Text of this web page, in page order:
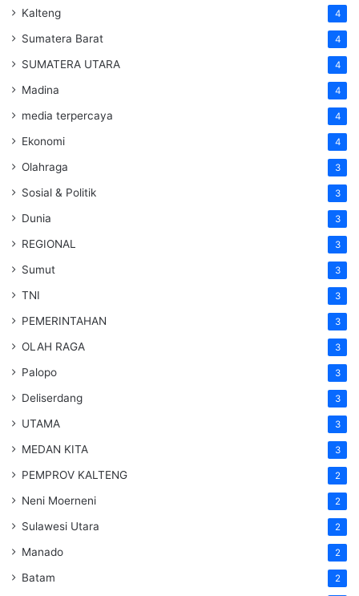
Kalteng 4
Sumatera Barat 4
SUMATERA UTARA 4
Madina 4
media terpercaya 4
Ekonomi 4
Olahraga 3
Sosial & Politik 3
Dunia 3
REGIONAL 3
Sumut 3
TNI 3
PEMERINTAHAN 3
OLAH RAGA 3
Palopo 3
Deliserdang 3
UTAMA 3
MEDAN KITA 3
PEMPROV KALTENG 2
Neni Moerneni 2
Sulawesi Utara 2
Manado 2
Batam 2